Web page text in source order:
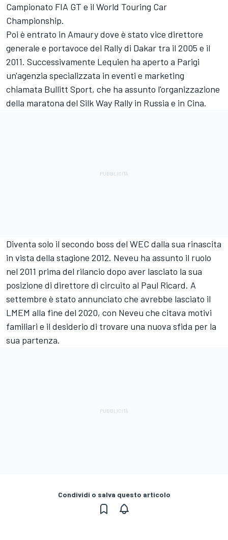
Campionato FIA GT e il World Touring Car
Championship.
Poi è entrato in Amaury dove è stato vice direttore
generale e portavoce del Rally di Dakar tra il 2005 e il
2011. Successivamente Lequien ha aperto a Parigi
un'agenzia specializzata in eventi e marketing
chiamata Bullitt Sport, che ha assunto l'organizzazione
della maratona del Silk Way Rally in Russia e in Cina.
Diventa solo il secondo boss del WEC dalla sua rinascita
in vista della stagione 2012. Neveu ha assunto il ruolo
nel 2011 prima del rilancio dopo aver lasciato la sua
posizione di direttore di circuito al Paul Ricard. A
settembre è stato annunciato che avrebbe lasciato il
LMEM alla fine del 2020, con Neveu che citava motivi
familiari e il desiderio di trovare una nuova sfida per la
sua partenza.
Condividi o salva questo articolo